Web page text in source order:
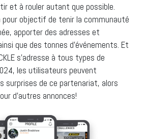
et à rouler autant que possible.
pour objectif de tenir la communauté
apporter des adresses et
que des tonnes d’événements. Et
s’adresse à tous types de
les utilisateurs peuvent
surprises de ce partenariat, alors
d’autres annonces!